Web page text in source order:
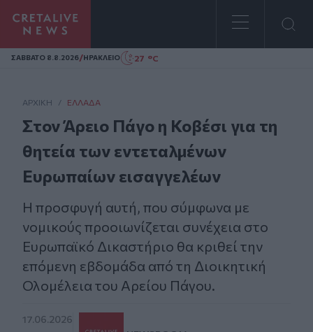
Homepage
ΣAΒΒΑΤΟ 8.8.2026/ΗΡΑΚΛΕΙΟ 27 °C
ΑΡΧΙΚΗ / ΕΛΛΆΔΑ
Στον Άρειο Πάγο η Κοβέσι για τη
θητεία των εντεταλμένων
Ευρωπαίων εισαγγελέων
Η προσφυγή αυτή, που σύμφωνα με
νομικούς προοιωνίζεται συνέχεια στο
Ευρωπαϊκό Δικαστήριο θα κριθεί την
επόμενη εβδομάδα από τη Διοικητική
Ολομέλεια του Αρείου Πάγου.
17.06.2026